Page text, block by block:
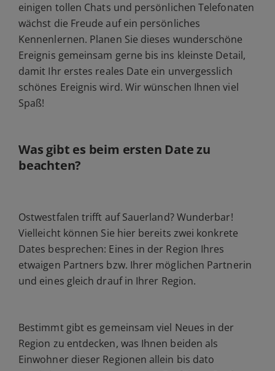
einigen tollen Chats und persönlichen Telefonaten
wächst die Freude auf ein persönliches
Kennenlernen. Planen Sie dieses wunderschöne
Ereignis gemeinsam gerne bis ins kleinste Detail,
damit Ihr erstes reales Date ein unvergesslich
schönes Ereignis wird. Wir wünschen Ihnen viel
Spaß!
Was gibt es beim ersten Date zu
beachten?
Ostwestfalen trifft auf Sauerland? Wunderbar!
Vielleicht können Sie hier bereits zwei konkrete
Dates besprechen: Eines in der Region Ihres
etwaigen Partners bzw. Ihrer möglichen Partnerin
und eines gleich drauf in Ihrer Region.
Bestimmt gibt es gemeinsam viel Neues in der
Region zu entdecken, was Ihnen beiden als
Einwohner dieser Regionen allein bis dato